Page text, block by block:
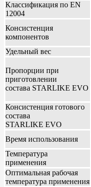
Классификация по EN
12004
Консистенция
компонентов
Удельный вес
Пропорции при
приготовлении
состава STARLIKE EVO
Консистенция готового
состава
STARLIKE EVO
Время использования
Температура
применения
Оптимальная рабочая
температура применения